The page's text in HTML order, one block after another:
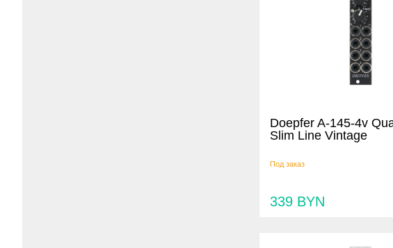
Doepfer A-145-4v
Slim Line Vintage
Под заказ
339 BYN